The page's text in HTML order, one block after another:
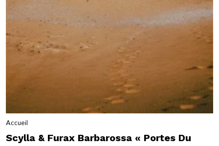
Accueil
Scylla & Furax Barbarossa « Portes Du